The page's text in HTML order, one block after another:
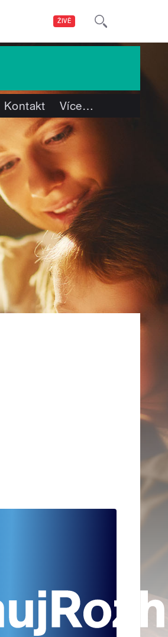
ŽIVĚ
Kontakt Více…